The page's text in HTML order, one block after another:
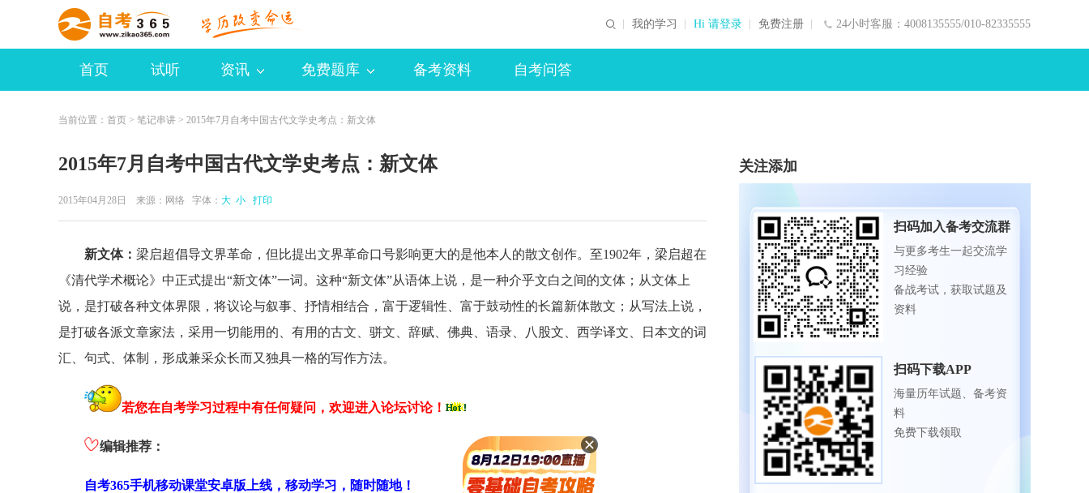
24小时客服：4008135555/010-82335555
我的学习 Hi 请登录 免费注册
首页 试听 资讯 免费题库 备考资料 自考问答
当前位置： 首页 > 笔记串讲 > 2015年7月自考中国古代文学史考点：新文体
2015年7月自考中国古代文学史考点：新文体
2015年04月28日 来源： 网络 字体： 大 小 打印
新文体： 梁启超倡导文界革命，但比提出文界革命口号影响更大的是他本人的散文创作。至1902年，梁启超在
《清代学术概论》中正式提出“新文体”一词。这种“新文体”从语体上说，是一种介乎文白之间的文体；从文体上
说，是打破各种文体界限，将议论与叙事、抒情相结合，富于逻辑性、富于鼓动性的长篇新体散文；从写法上说，
是打破各派文章家法，采用一切能用的、有用的古文、骈文、辞赋、佛典、语录、八股文、西学译文、日本文的词
汇、句式、体制，形成兼采众长而又独具一格的写作方法。
若您在自考学习过程中有任何疑问，欢迎进入论坛讨论！
编辑推荐：
自考365手机移动课堂安卓版上线，移动学习，随时随地！
关注添加
扫码加入备考交流群
与更多考生一起交流学
习经验
备战考试，获取试题及
资料
扫码下载APP
海量历年试题、备考资
料
免费下载领取